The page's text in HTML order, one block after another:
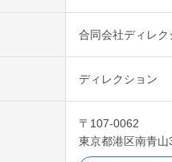
合同会社ディレク
ディレクション
〒107-0062
東京都港区南青山